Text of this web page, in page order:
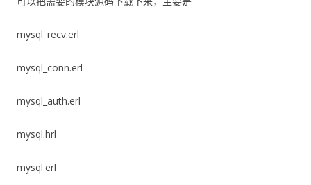
mysql_recv.erl
mysql_conn.erl
mysql_auth.erl
mysql.hrl
mysql.erl